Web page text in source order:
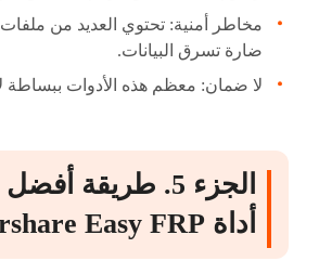
ضارة تسرق البيانات.
لا ضمان: معظم هذه الأدوات ببساطة
أداة Tenorshare Easy FRP